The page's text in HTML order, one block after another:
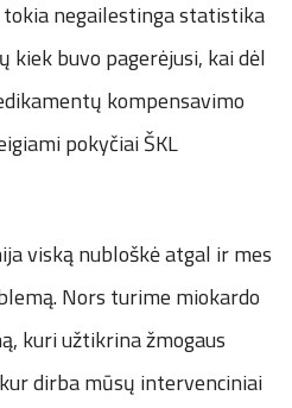
negailestinga statistika
kiek buvo pagerėjusi, kai dėl
kompensavimo
pokyčiai ŠKL
viską nubloškė atgal ir mes
Nors turime miokardo
kuri užtikrina žmogaus
dirba mūsų intervenciniai